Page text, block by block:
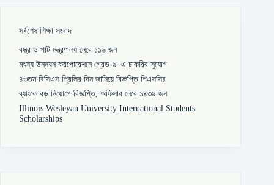
সর্বশেষ শিক্ষা সংবাদ
বস্ত্র ও পাট মন্ত্রণালয় নেবে ১১৬ জন
মৎস্য উন্নয়ন করপোরেশনে গ্রেড-৯–এ চাকরির সুযোগ
৪৩তম বিসিএস প্রিলির দিন জানিয়ে বিজ্ঞপ্তি পিএসসির
ব্যাংকে বড় নিয়োগে বিজ্ঞপ্তি, অফিসার নেবে ১৪৩৯ জন
Illinois Wesleyan University International Students
Scholarships